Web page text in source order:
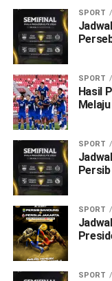
SPORT
SPORT
Hasil
SPORT
SPORT
SPORT